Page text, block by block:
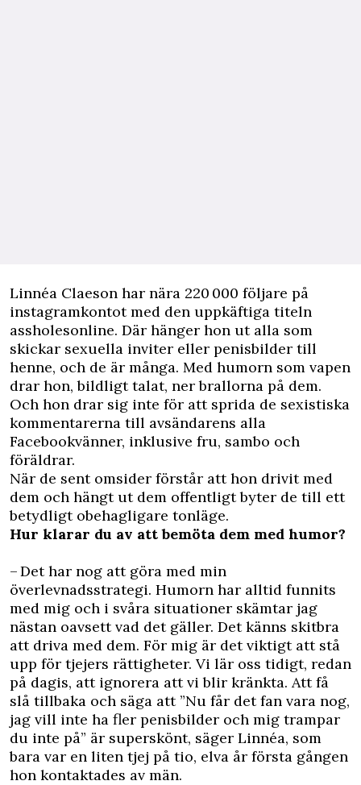
Linnéa Claeson har nära 220 000 följare på
instagramkontot med den uppkäftiga titeln
assholesonline. Där hänger hon ut alla som
skickar sexuella inviter eller penisbilder till
henne, och de är många. Med humorn som vapen
drar hon, bildligt talat, ner brallorna på dem.
Och hon drar sig inte för att sprida de sexistiska
kommentarerna till avsändarens alla
Facebookvänner, inklusive fru, sambo och
föräldrar.
När de sent omsider förstår att hon drivit med
dem och hängt ut dem offentligt byter de till ett
betydligt obehagligare tonläge.
Hur klarar du av att bemöta dem med humor?
– Det har nog att göra med min
överlevnadsstrategi. Humorn har alltid funnits
med mig och i svåra situationer skämtar jag
nästan oavsett vad det gäller. Det känns skitbra
att driva med dem. För mig är det viktigt att stå
upp för tjejers rättigheter. Vi lär oss tidigt, redan
på dagis, att ignorera att vi blir kränkta. Att få
slå tillbaka och säga att ”Nu får det fan vara nog,
jag vill inte ha fler penisbilder och mig trampar
du inte på” är superskönt, säger Linnéa, som
bara var en liten tjej på tio, elva år första gången
hon kontaktades av män.